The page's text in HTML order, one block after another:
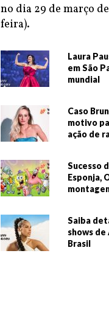
no dia 29 de março
feira).
Laura
em São
mundial
Caso
motivo
ação de
Sucesso
Esponja,
Saiba
shows de
Brasil